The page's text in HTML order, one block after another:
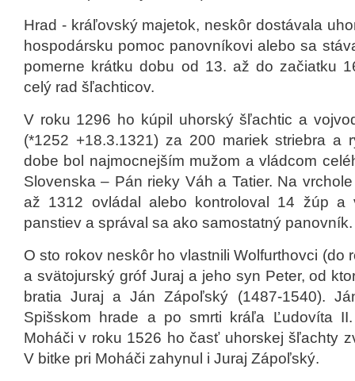
Hrad - kráľovský majetok, neskôr dostávala
hospodársku pomoc panovníkovi alebo sa
pomerne krátku dobu od 13. až do začiatku
celý rad šľachticov.
V roku 1296 ho kúpil uhorský šľachtic a
(*1252 +18.3.1321) za 200 mariek striebra a
dobe bol najmocnejším mužom a vládcom
Slovenska – Pán rieky Váh a Tatier. Na
až 1312 ovládal alebo kontroloval 14 žúp a
panstiev a správal sa ako samostatný panovník.
O sto rokov neskôr ho vlastnili Wolfurthovci (do
a svätojurský gróf Juraj a jeho syn Peter, od
bratia Juraj a Ján Zápoľský (1487-1540).
Spišskom hrade a po smrti kráľa Ľudovíta
Moháči v roku 1526 ho časť uhorskej šľachty
V bitke pri Moháči zahynul i Juraj Zápoľský.